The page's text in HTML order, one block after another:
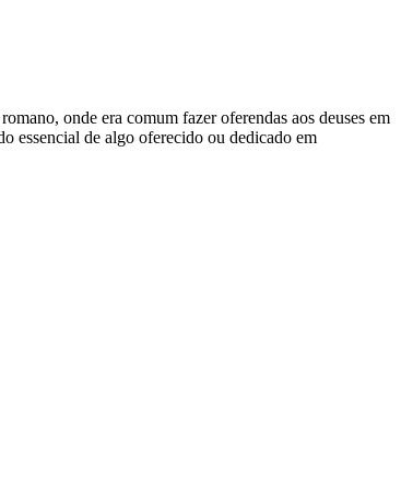
onde era comum fazer oferendas aos deuses em
essencial de algo oferecido ou dedicado em